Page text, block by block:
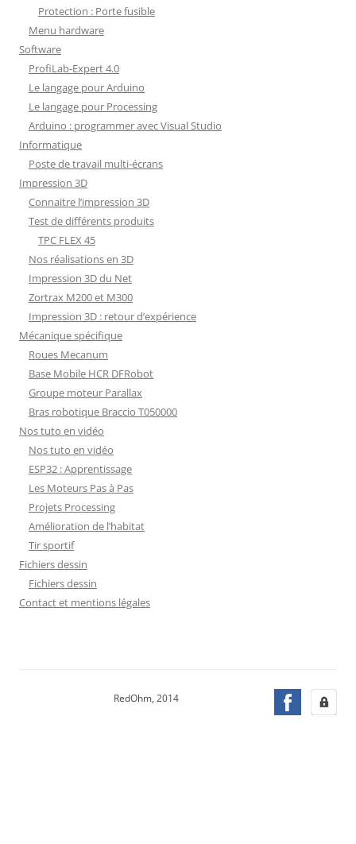
Protection : Porte fusible
Menu hardware
Software
ProfiLab-Expert 4.0
Le langage pour Arduino
Le langage pour Processing
Arduino : programmer avec Visual Studio
Informatique
Poste de travail multi-écrans
Impression 3D
Connaitre l’impression 3D
Test de différents produits
TPC FLEX 45
Nos réalisations en 3D
Impression 3D du Net
Zortrax M200 et M300
Impression 3D : retour d’expérience
Mécanique spécifique
Roues Mecanum
Base Mobile HCR DFRobot
Groupe moteur Parallax
Bras robotique Braccio T050000
Nos tuto en vidéo
Nos tuto en vidéo
ESP32 : Apprentissage
Les Moteurs Pas à Pas
Projets Processing
Amélioration de l’habitat
Tir sportif
Fichiers dessin
Fichiers dessin
Contact et mentions légales
RedOhm, 2014